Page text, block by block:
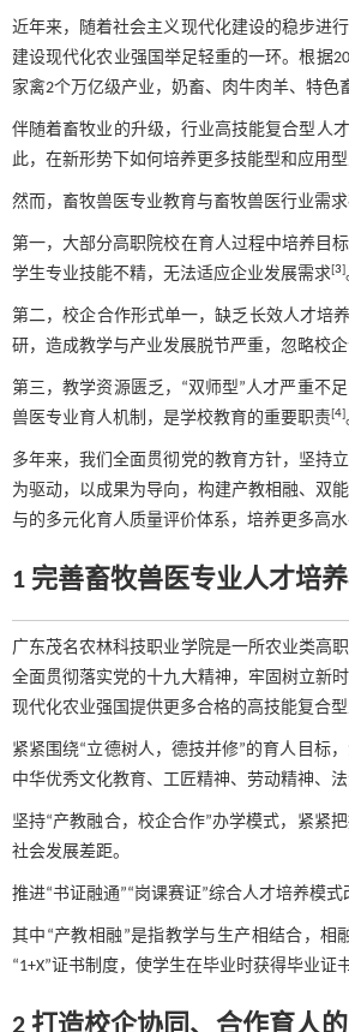
近年来，随着社会主义现代化建设的稳步进
建设现代化农业强国举足轻重的一环。根据
家禽2个万亿级产业，奶畜、肉牛肉羊、特色
伴随着畜牧业的升级，行业高技能复合型人
此，在新形势下如何培养更多技能型和应用
然而，畜牧兽医专业教育与畜牧兽医行业需求
第一，大部分高职院校在育人过程中培养目
学生专业技能不精，无法适应企业发展需求[3]
第二，校企合作形式单一，缺乏长效人才培
研，造成教学与产业发展脱节严重，忽略校
第三，教学资源匮乏，“双师型”人才严重不
兽医专业育人机制，是学校教育的重要职责[4]
多年来，我们全面贯彻党的教育方针，坚持
为驱动，以成果为导向，构建产教相融、双
与的多元化育人质量评价体系，培养更多高
1 完善畜牧兽医专业人才培
广东茂名农林科技职业学院是一所农业类高
全面贯彻落实党的十九大精神，牢固树立新
现代化农业强国提供更多合格的高技能复合型
紧紧围绕“立德树人，德技并修”的育人目标
中华优秀文化教育、工匠精神、劳动精神、
坚持“产教融合，校企合作”办学模式，紧紧
社会发展差距。
推进“书证融通”“岗课赛证”综合人才培养模
其中“产教相融”是指教学与生产相结合，相
“1+X”证书制度，使学生在毕业时获得毕业证